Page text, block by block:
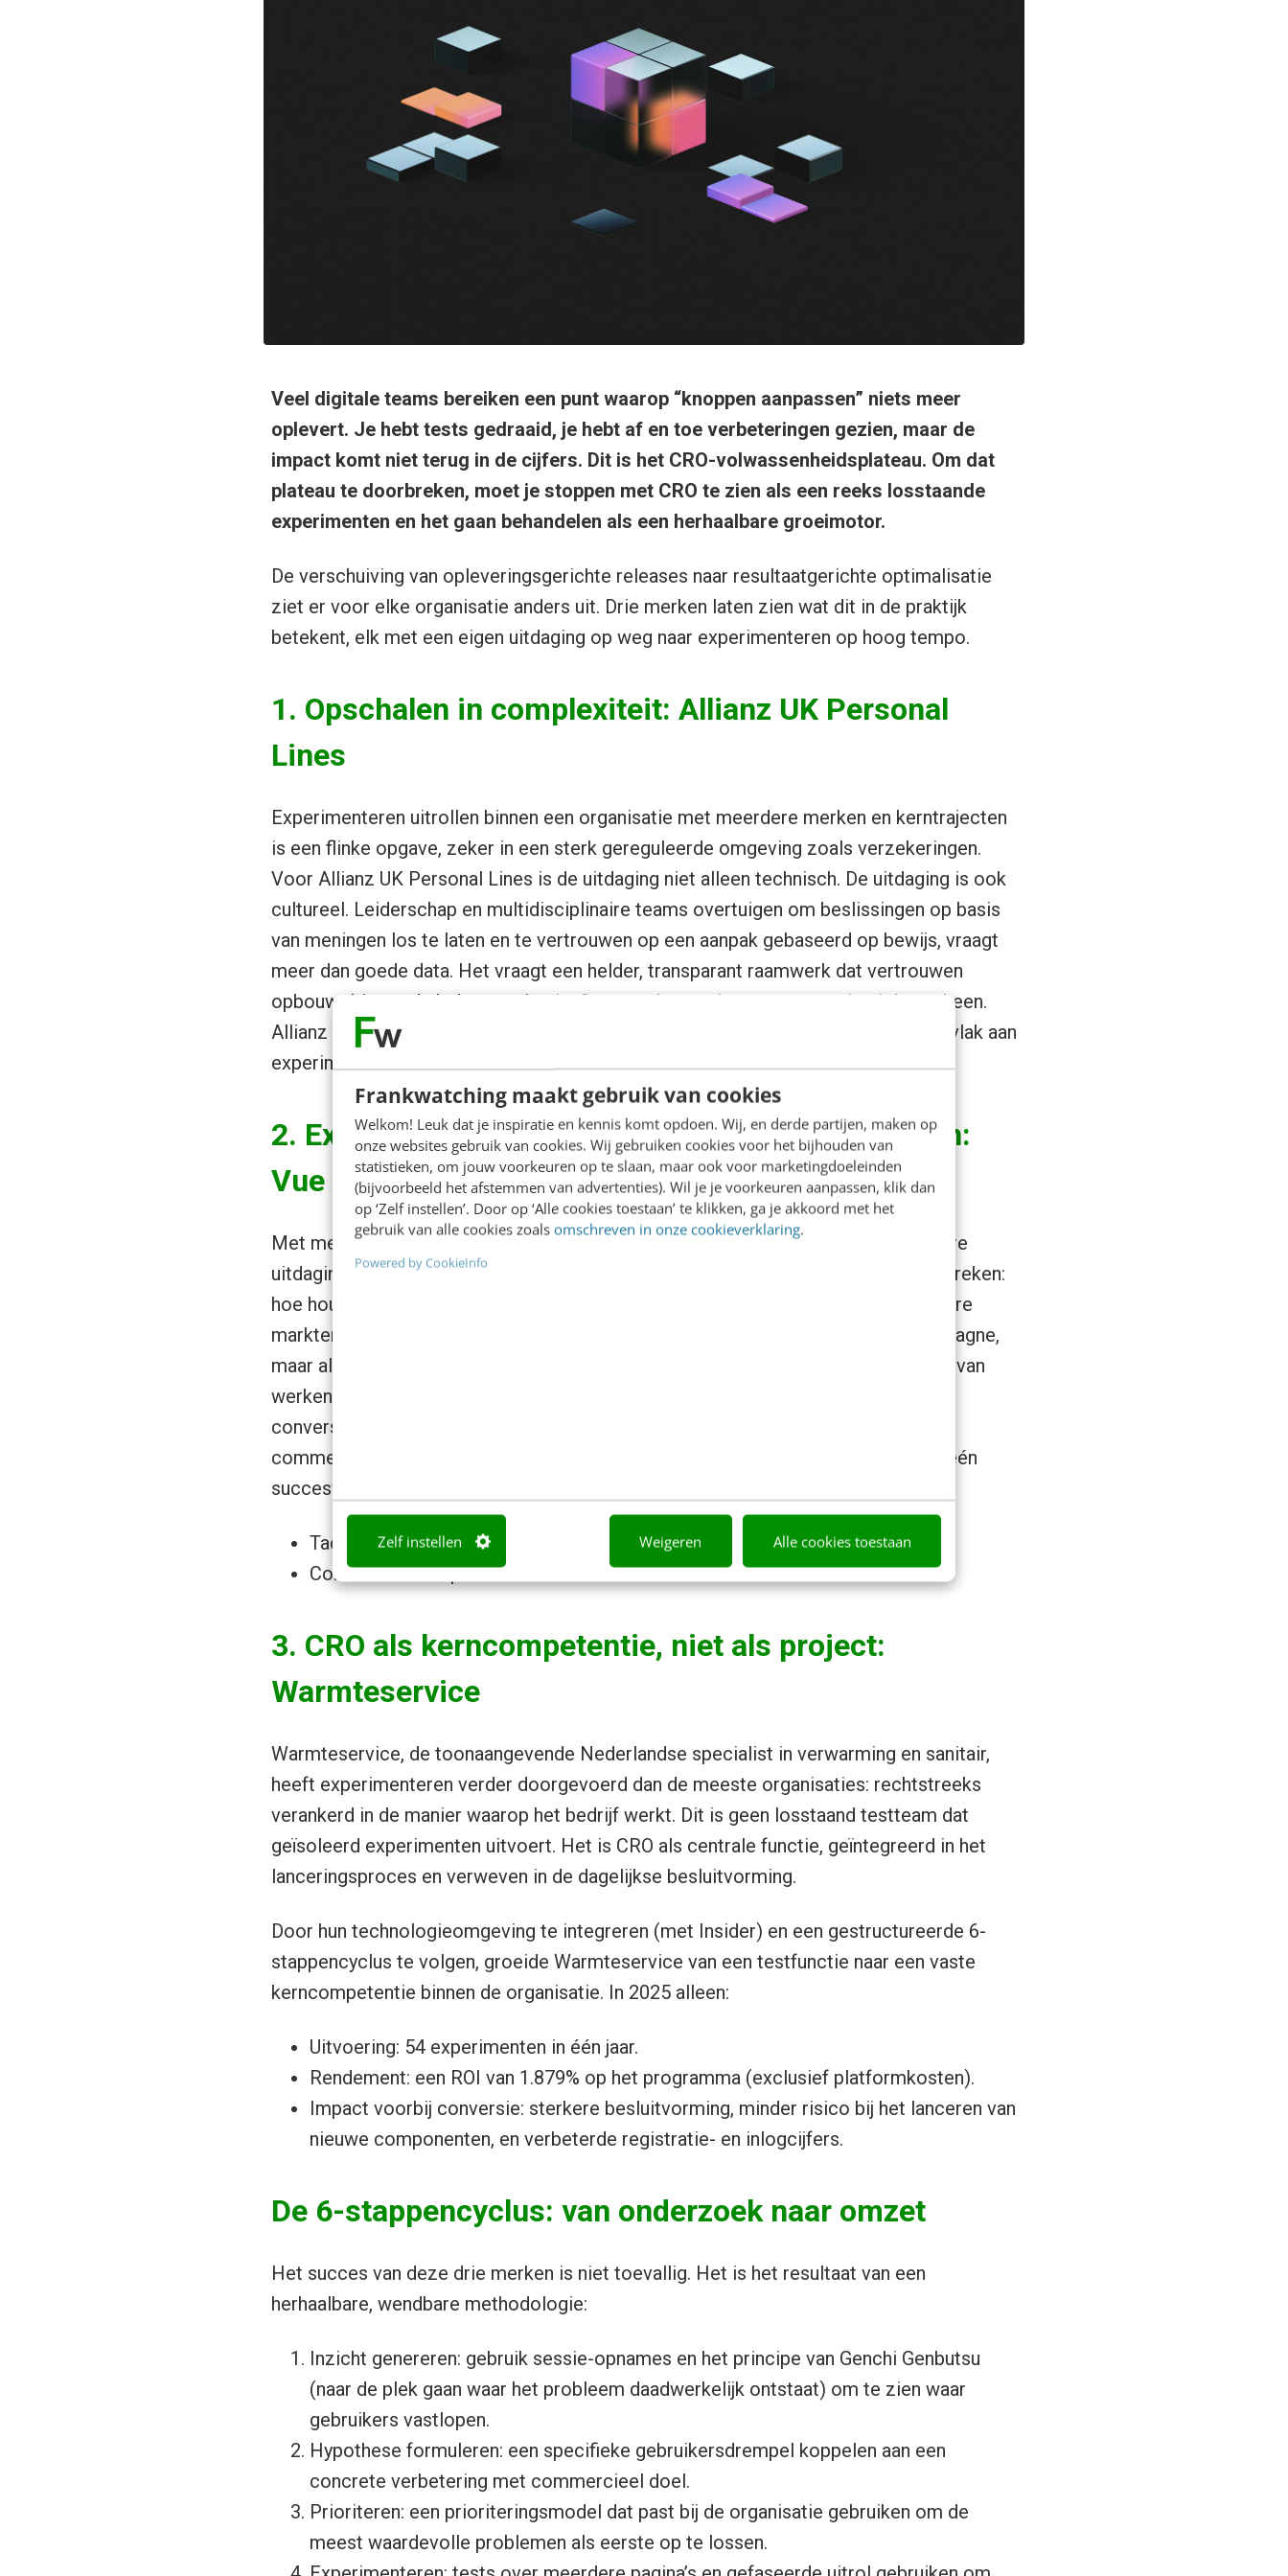
Frankwatching maakt gebruik van cookies
Welkom! Leuk dat je inspiratie en kennis komt opdoen. Wij, en derde partijen, maken op
onze websites gebruik van cookies. Wij gebruiken cookies voor het bijhouden van
statistieken, om jouw voorkeuren op te slaan, maar ook voor marketingdoeleinden
(bijvoorbeeld het afstemmen van advertenties). Wil je je voorkeuren aanpassen, klik dan
op ‘Zelf instellen’. Door op ‘Alle cookies toestaan’ te klikken, ga je akkoord met het
gebruik van alle cookies zoals omschreven in onze cookieverklaring.
Powered by CookieInfo
Zelf instellen Weigeren Alle cookies toestaan
Veel digitale teams bereiken een punt waarop “knoppen aanpassen” niets meer
oplevert. Je hebt tests gedraaid, je hebt af en toe verbeteringen gezien, maar de
impact komt niet terug in de cijfers. Dit is het CRO-volwassenheidsplateau. Om dat
plateau te doorbreken, moet je stoppen met CRO te zien als een reeks losstaande
experimenten en het gaan behandelen als een herhaalbare groeimotor.
De verschuiving van opleveringsgerichte releases naar resultaatgerichte optimalisatie
ziet er voor elke organisatie anders uit. Drie merken laten zien wat dit in de praktijk
betekent, elk met een eigen uitdaging op weg naar experimenteren op hoog tempo.
1. Opschalen in complexiteit: Allianz UK Personal
Lines
Experimenteren uitrollen binnen een organisatie met meerdere merken en kerntrajecten
is een flinke opgave, zeker in een sterk gereguleerde omgeving zoals verzekeringen.
Voor Allianz UK Personal Lines is de uitdaging niet alleen technisch. De uitdaging is ook
cultureel. Leiderschap en multidisciplinaire teams overtuigen om beslissingen op basis
van meningen los te laten en te vertrouwen op een aanpak gebaseerd op bewijs, vraagt
meer dan goede data. Het vraagt een helder, transparant raamwerk dat vertrouwen
opbouwt binnen de hele organisatie. Over merken, trajecten en organisatielagen heen.
Allianz doet precies dat: scepsis bij stakeholders omzetten in een gedeeld draagvlak aan
experimenteren als kernpraktijk.
2. Experimenteren fris houden op de lange termijn:
Vue Cinema
Met meer dan zes jaar aan ervaring met experimenteren staat Vue voor een andere
uitdaging, één die veel volwassen programma’s kennen maar zelden openlijk bespreken:
hoe houd je testen jaar na jaar hoogwaardig, ambitieus en impactvol, over meerdere
markten? Het antwoord ligt in het behandelen van optimalisatie niet als een campagne,
maar als een evoluerende discipline. Vue’s langdurige toewijding aan deze manier van
werken heeft resultaten opgeleverd die verder gaan dan alleen een hogere
conversieratio: productstrategie beïnvloeden, releaserisico verminderen en
commerciële resultaten opleveren die zich in de loop van de tijd opstapelen. Uit één
succesvolle test alleen:
Tactisch resultaat: een stijging van +4,94% in conversie.
Commerciële impact: een €257.000 EBITDA-voordeel.
3. CRO als kerncompetentie, niet als project:
Warmteservice
Warmteservice, de toonaangevende Nederlandse specialist in verwarming en sanitair,
heeft experimenteren verder doorgevoerd dan de meeste organisaties: rechtstreeks
verankerd in de manier waarop het bedrijf werkt. Dit is geen losstaand testteam dat
geïsoleerd experimenten uitvoert. Het is CRO als centrale functie, geïntegreerd in het
lanceringsproces en verweven in de dagelijkse besluitvorming.
Door hun technologieomgeving te integreren (met Insider) en een gestructureerde 6-
stappencyclus te volgen, groeide Warmteservice van een testfunctie naar een vaste
kerncompetentie binnen de organisatie. In 2025 alleen:
Uitvoering: 54 experimenten in één jaar.
Rendement: een ROI van 1.879% op het programma (exclusief platformkosten).
Impact voorbij conversie: sterkere besluitvorming, minder risico bij het lanceren van
nieuwe componenten, en verbeterde registratie- en inlogcijfers.
De 6-stappencyclus: van onderzoek naar omzet
Het succes van deze drie merken is niet toevallig. Het is het resultaat van een
herhaalbare, wendbare methodologie:
Inzicht genereren: gebruik sessie-opnames en het principe van Genchi Genbutsu
(naar de plek gaan waar het probleem daadwerkelijk ontstaat) om te zien waar
gebruikers vastlopen.
Hypothese formuleren: een specifieke gebruikersdrempel koppelen aan een
concrete verbetering met commercieel doel.
Prioriteren: een prioriteringsmodel dat past bij de organisatie gebruiken om de
meest waardevolle problemen als eerste op te lossen.